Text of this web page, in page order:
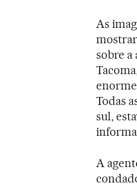
As
sobre a
Todas
sul,
A